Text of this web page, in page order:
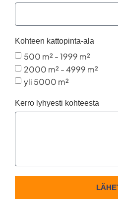
Kohteen kattopinta-ala
500 m² - 1999 m²
2000 m² - 4999 m²
yli 5000 m²
Kerro lyhyesti kohteesta